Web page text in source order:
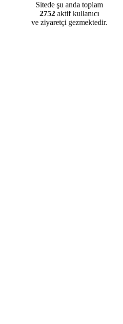
Sitede şu anda toplam
2752aktif kullanıcı
ve ziyaretçi gezmektedir.